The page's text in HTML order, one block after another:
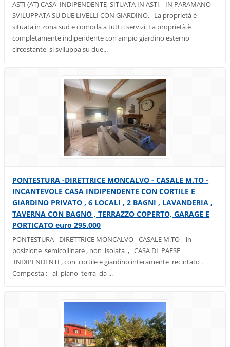
ASTI (AT) CASA INDIPENDENTE SITUATA IN ASTI, IN PARAMANO
SVILUPPATA SU DUE LIVELLI CON GIARDINO. La proprietà è
situata in zona sud e comoda a tutti i servizi. La proprietà è
completamente indipendente con ampio giardino esterno
circostante, si sviluppa su due...
PONTESTURA -DIRETTRICE MONCALVO - CASALE M.TO -
INCANTEVOLE CASA INDIPENDENTE CON CORTILE E
GIARDINO PRIVATO , 6 LOCALI , 2 BAGNI , LAVANDERIA ,
TAVERNA CON BAGNO , TERRAZZO COPERTO, GARAGE E
PORTICATO euro 295.000
PONTESTURA - DIRETTRICE MONCALVO - CASALE M.TO , in
posizione semicollinare , non isolata , CASA DI PAESE
INDIPENDENTE, con cortile e giardino interamente recintato .
Composta : - al piano terra da ...